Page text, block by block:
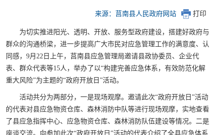
来源：莒南县人民政府网站 打印
为切实推进阳光、透明、开放、服务型政府建设，搭建好政府与
群众的沟通桥梁，进一步提高广大市民对应急管理工作的满意度、认
同感，9月22日上午，莒南县应急管理局邀请县政协委员、企业代
表、群众代表等15人，举办了以“构建完善应急体系，有效防范化解
重大风险”为主题的“政府开放日”活动。
活动共分为两部分，一是现场观摩。邀请此次“政府开放日”活动
的代表对县应急物资仓库、森林消防中队等进行现场观摩，实地查看
了县应急指挥中心、应急物资仓库、森林消防队伍建设等情况。二是
座谈交流。向参加此次“政府开放日”活动的代表介绍了全县应急体系